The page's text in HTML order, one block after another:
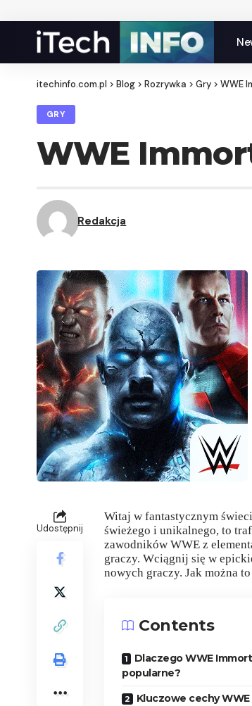
itechinfo.com.pl > Blog > Rozrywka > Gry > WWE
GRY
WWE
Redakcja
Udostępnij
Witaj w fantastycznym
świeżego i unikalnego, to
zawodników WWE z
graczy. Wciągnij się w
nowych graczy. Jak można
Contents
Dlaczego WWE
popularne?
Kluczowe cechy